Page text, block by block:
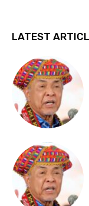
LATEST